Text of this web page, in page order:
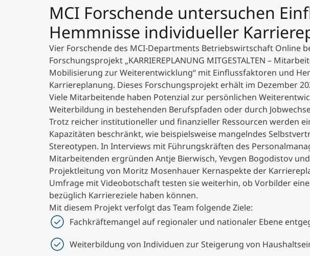
MCI Forschende untersuchen
Hemmnisse individueller
Vier Forschende des MCI-Departments Betriebswirtschaft Online
Forschungsprojekt „KARRIEREPLANUNG MITGESTALTEN –
Mobilisierung zur Weiterentwicklung“ mit Einflussfaktoren und
Karriereplanung. Dieses Forschungsprojekt erhält im Dezember
Viele Mitarbeitende haben Potenzial zur persönlichen
Weiterbildung in bestehenden Berufspfaden oder durch
Trotz reicher institutioneller und finanzieller Ressourcen werden
Kapazitäten beschränkt, wie beispielsweise mangelndes
Stereotypen. In Interviews mit Führungskräften des
Mitarbeitenden ergründen Antje Bierwisch, Yevgen Bogodistov
Projektleitung von Moritz Mosenhauer Kernaspekte der
Umfrage mit Videobotschaft testen sie weiterhin, ob Vorbilder
bezüglich Karriereziele haben können.
Mit diesem Projekt verfolgt das Team folgende Ziele:
Fachkräftemangel auf regionaler und nationaler Ebene
Weiterbildung von Individuen zur Steigerung von